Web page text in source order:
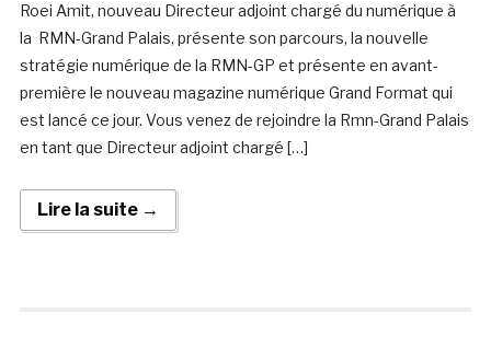
Roei Amit, nouveau Directeur adjoint chargé du numérique à
la RMN-Grand Palais, présente son parcours, la nouvelle
stratégie numérique de la RMN-GP et présente en avant-
première le nouveau magazine numérique Grand Format qui
est lancé ce jour. Vous venez de rejoindre la Rmn-Grand Palais
en tant que Directeur adjoint chargé […]
Lire la suite →